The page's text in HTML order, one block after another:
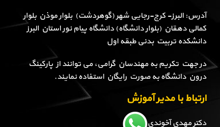
آدرس: البرز- کرج-رجایی شهر (گوهردشت) بلوار موذن بلوار
کمالی دهقان (بلوار دانشگاه) دانشگاه پیام نور استان البرز
دانشکده تربیت بدنی طبقه اول
در جهت تکریم به مهندسان گرامی، می توانند از پارکینگ
درون دانشگاه به صورت رایگان استفاده نمایند.
ارتباط با مدیر آموزش
دکتر مهدی آخوندی